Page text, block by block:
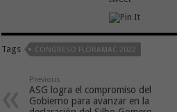
Tags CONGRESO FLORAMAC 2022
Previous
ASG logra el compromiso del
Gobierno para avanzar en la